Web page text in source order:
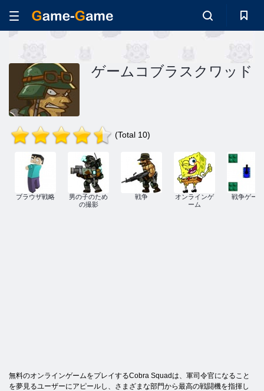
ゲームコブラスクワッド
(Total 10)
ブラウザ戦略
男の子のため
の撮影
戦争
オンラインゲ
ーム
戦争ゲーム
無料のオンラインゲームをプレイするCobra Squadは、軍司令官になること
を夢見るユーザーにアピールし、さまざまな部門から最高の戦闘機を指揮し